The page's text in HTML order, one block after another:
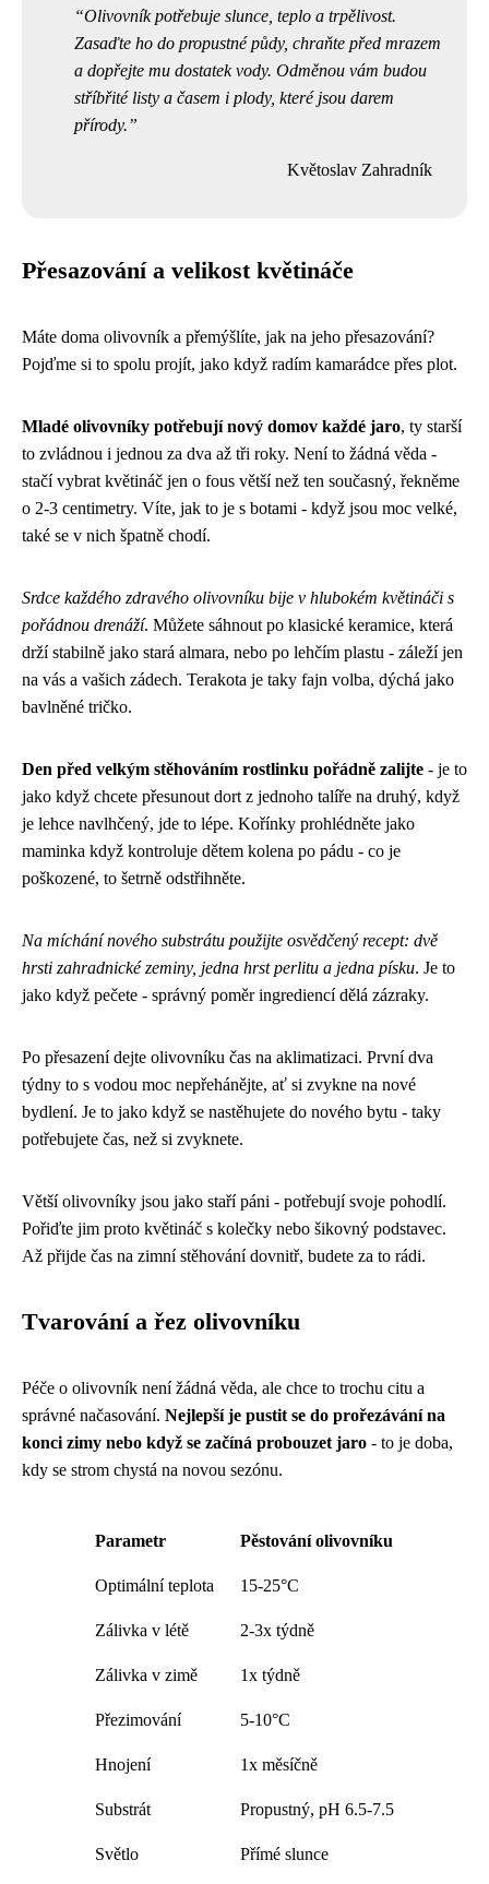
Olivovník potřebuje slunce, teplo a trpělivost.
Zasaďte ho do propustné půdy, chraňte před mrazem
a dopřejte mu dostatek vody. Odměnou vám budou
stříbřité listy a časem i plody, které jsou darem
přírody.
Květoslav Zahradník
Přesazování a velikost květináče
Máte doma olivovník a přemýšlíte, jak na jeho přesazování?
Pojďme si to spolu projít, jako když radím kamarádce přes plot.
Mladé olivovníky potřebují nový domov každé jaro, ty starší
to zvládnou i jednou za dva až tři roky. Není to žádná věda -
stačí vybrat květináč jen o fous větší než ten současný, řekněme
o 2-3 centimetry. Víte, jak to je s botami - když jsou moc velké,
také se v nich špatně chodí.
Srdce každého zdravého olivovníku bije v hlubokém květináči s
pořádnou drenáží. Můžete sáhnout po klasické keramice, která
drží stabilně jako stará almara, nebo po lehčím plastu - záleží jen
na vás a vašich zádech. Terakota je taky fajn volba, dýchá jako
bavlněné tričko.
Den před velkým stěhováním rostlinku pořádně zalijte - je to
jako když chcete přesunout dort z jednoho talíře na druhý, když
je lehce navlhčený, jde to lépe. Kořínky prohlédněte jako
maminka když kontroluje dětem kolena po pádu - co je
poškozené, to šetrně odstřihněte.
Na míchání nového substrátu použijte osvědčený recept: dvě
hrsti zahradnické zeminy, jedna hrst perlitu a jedna písku. Je to
jako když pečete - správný poměr ingrediencí dělá zázraky.
Po přesazení dejte olivovníku čas na aklimatizaci. První dva
týdny to s vodou moc nepřehánějte, ať si zvykne na nové
bydlení. Je to jako když se nastěhujete do nového bytu - taky
potřebujete čas, než si zvyknete.
Větší olivovníky jsou jako staří páni - potřebují svoje pohodlí.
Pořiďte jim proto květináč s kolečky nebo šikovný podstavec.
Až přijde čas na zimní stěhování dovnitř, budete za to rádi.
Tvarování a řez olivovníku
Péče o olivovník není žádná věda, ale chce to trochu citu a
správné načasování. Nejlepší je pustit se do prořezávání na
konci zimy nebo když se začíná probouzet jaro - to je doba,
kdy se strom chystá na novou sezónu.
Parametr Pěstování olivovníku
Optimální teplota 15-25°C
Zálivka v létě 2-3x týdně
Zálivka v zimě 1x týdně
Přezimování 5-10°C
Hnojení 1x měsíčně
Substrát Propustný, pH 6.5-7.5
Světlo Přímé slunce